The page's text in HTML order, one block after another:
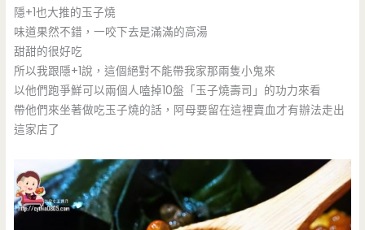
隱+1也大推的玉子燒
味道果然不錯，一咬下去是滿滿的高湯
甜甜的很好吃
所以我跟隱+1說，這個絕對不能帶我家那兩隻小鬼來
以他們跑爭鮮可以兩個人嗑掉10盤「玉子燒壽司」的功力來看
帶他們來坐著做吃玉子燒的話，阿母要留在這裡賣血才有辦法走出
這家店了